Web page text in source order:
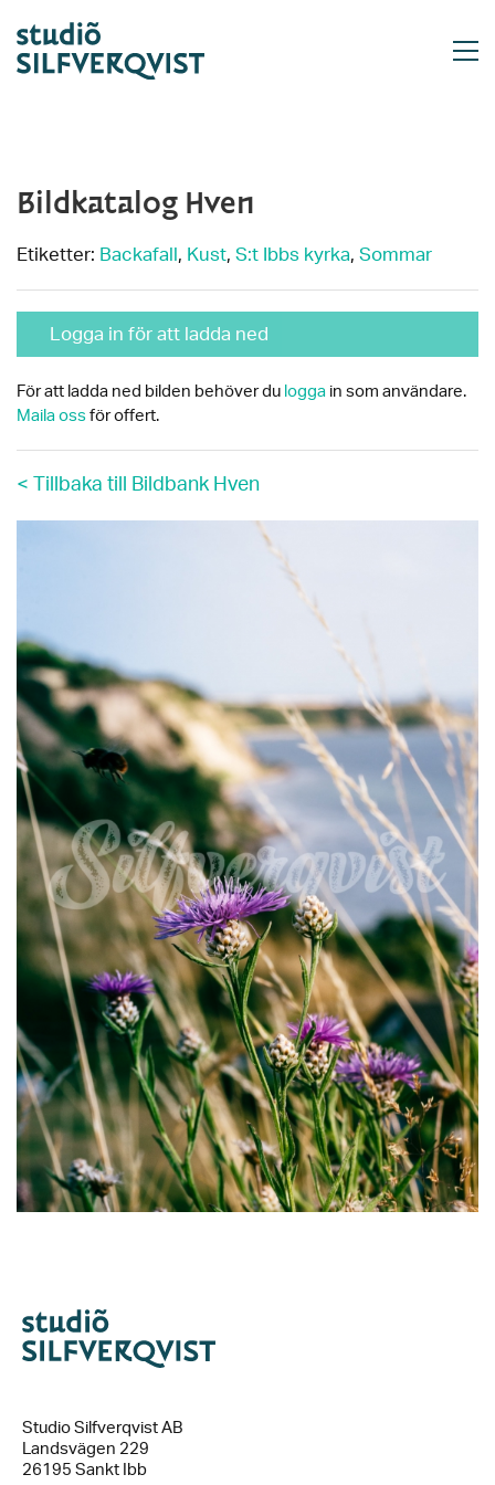
Bildkatalog Hven
Etiketter: Backafall , Kust, S:t Ibbs kyrka, Sommar
Logga in för att ladda ned
För att ladda ned bilden behöver du logga in som användare.
Maila oss för offert.
< Tillbaka till Bildbank Hven
Studio Silfverqvist AB
Landsvägen 229
26195 Sankt Ibb